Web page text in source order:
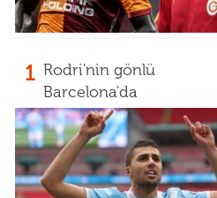
1 Rodri'nin gönlü
Barcelona'da